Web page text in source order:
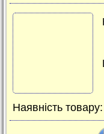
Наявність товару: